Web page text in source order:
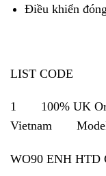
Điều khiển
LIST CODE
1 100% UK
Vietnam
WO90 ENH HTD